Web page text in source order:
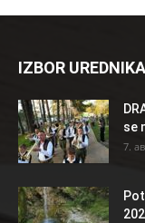
IZBOR UREDNIKA
se
7.